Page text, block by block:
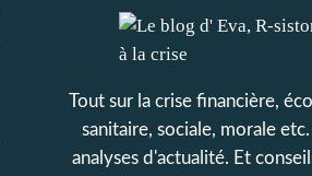
Tout sur la crise financière,
sanitaire, sociale, morale
analyses d'actualité. Et